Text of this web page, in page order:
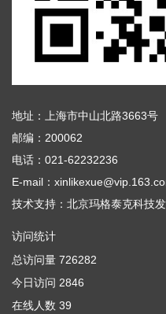
地址：上海市中山北路3663号
邮编：200062
电话：021-62232236
E-mail：
技术支持： 北京玛格泰克科技
访问统计
总访问量 726282
今日访问 2846
在线人数 39